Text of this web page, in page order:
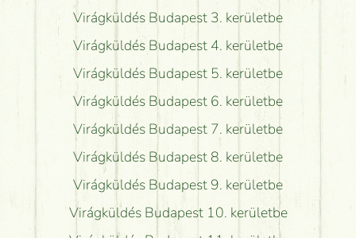
Virágküldés Budapest 3. kerületbe
Virágküldés Budapest 4. kerületbe
Virágküldés Budapest 5. kerületbe
Virágküldés Budapest 6. kerületbe
Virágküldés Budapest 7. kerületbe
Virágküldés Budapest 8. kerületbe
Virágküldés Budapest 9. kerületbe
Virágküldés Budapest 10. kerületbe